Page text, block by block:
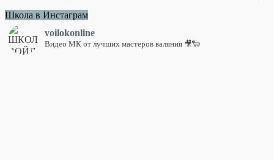
Школа в Инстаграм
voilokonline
Видео МК от лучших мастеров валяния 🎥🐑